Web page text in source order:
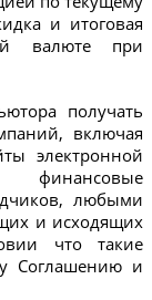
и итоговая
валюте при
получать
включая
электронной
финансовые
любыми
и исходящих
что такие
Соглашению и